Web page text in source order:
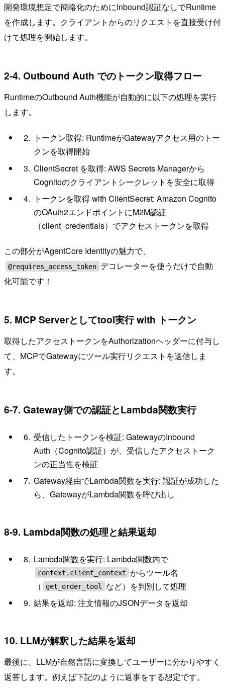
開発環境想定で簡略化のためにInbound認証なしでRuntime
を作成します。クライアントからのリクエストを直接受け付
けて処理を開始します。
2-4. Outbound Auth でのトークン取得フロー
RuntimeのOutbound Auth機能が自動的に以下の処理を実行
します。
トークン取得: RuntimeがGatewayアクセス用のトー
クンを取得開始
ClientSecret を取得: AWS Secrets Managerから
Cognitoのクライアントシークレットを安全に取得
トークンを取得 with ClientSecret: Amazon Cognito
のOAuth2エンドポイントにM2M認証
（client_credentials）でアクセストークンを取得
この部分がAgentCore Identityの魅力で、
@requires_access_token デコレーターを使うだけで自動
化可能です！
5. MCP Serverとしてtool実行 with トークン
取得したアクセストークンをAuthorizationヘッダーに付与し
て、MCPでGatewayにツール実行リクエストを送信しま
す。
6-7. Gateway側での認証とLambda関数実行
受信したトークンを検証: GatewayのInbound
Auth（Cognito認証）が、受信したアクセストーク
ンの正当性を検証
Gateway経由でLambda関数を実行: 認証が成功した
ら、GatewayがLambda関数を呼び出し
8-9. Lambda関数の処理と結果返却
Lambda関数を実行: Lambda関数内で
context.client_context からツール名
（
get_order_tool
など）を判別して処理
結果を返却: 注文情報のJSONデータを返却
10. LLMが解釈した結果を返却
最後に、LLMが自然言語に変換してユーザーに分かりやすく
返答します。例えば下記のように返事をする想定です。